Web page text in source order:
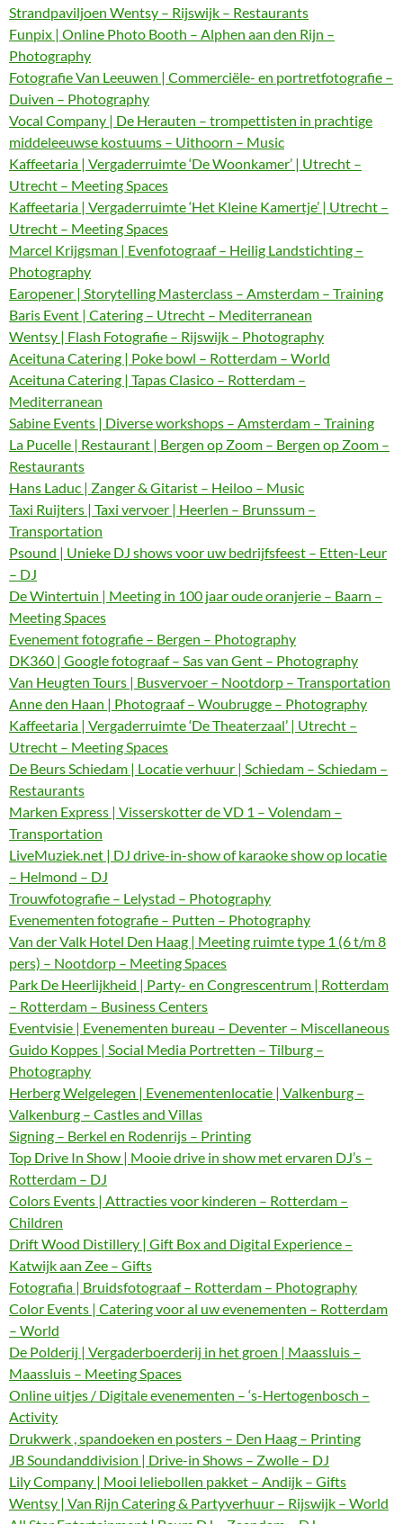
Strandpaviljoen Wentsy – Rijswijk – Restaurants
Funpix | Online Photo Booth – Alphen aan den Rijn –
Photography
Fotografie Van Leeuwen | Commerciële- en portretfotografie –
Duiven – Photography
Vocal Company | De Herauten – trompettisten in prachtige
middeleeuwse kostuums – Uithoorn – Music
Kaffeetaria | Vergaderruimte ‘De Woonkamer’ | Utrecht –
Utrecht – Meeting Spaces
Kaffeetaria | Vergaderruimte ‘Het Kleine Kamertje’ | Utrecht –
Utrecht – Meeting Spaces
Marcel Krijgsman | Evenfotograaf – Heilig Landstichting –
Photography
Earopener | Storytelling Masterclass – Amsterdam – Training
Baris Event | Catering – Utrecht – Mediterranean
Wentsy | Flash Fotografie – Rijswijk – Photography
Aceituna Catering | Poke bowl – Rotterdam – World
Aceituna Catering | Tapas Clasico – Rotterdam –
Mediterranean
Sabine Events | Diverse workshops – Amsterdam – Training
La Pucelle | Restaurant | Bergen op Zoom – Bergen op Zoom –
Restaurants
Hans Laduc | Zanger & Gitarist – Heiloo – Music
Taxi Ruijters | Taxi vervoer | Heerlen – Brunssum –
Transportation
Psound | Unieke DJ shows voor uw bedrijfsfeest – Etten-Leur
– DJ
De Wintertuin | Meeting in 100 jaar oude oranjerie – Baarn –
Meeting Spaces
Evenement fotografie – Bergen – Photography
DK360 | Google fotograaf – Sas van Gent – Photography
Van Heugten Tours | Busvervoer – Nootdorp – Transportation
Anne den Haan | Photograaf – Woubrugge – Photography
Kaffeetaria | Vergaderruimte ‘De Theaterzaal’ | Utrecht –
Utrecht – Meeting Spaces
De Beurs Schiedam | Locatie verhuur | Schiedam – Schiedam –
Restaurants
Marken Express | Visserskotter de VD 1 – Volendam –
Transportation
LiveMuziek.net | DJ drive-in-show of karaoke show op locatie
– Helmond – DJ
Trouwfotografie – Lelystad – Photography
Evenementen fotografie – Putten – Photography
Van der Valk Hotel Den Haag | Meeting ruimte type 1 (6 t/m 8
pers) – Nootdorp – Meeting Spaces
Park De Heerlijkheid | Party- en Congrescentrum | Rotterdam
– Rotterdam – Business Centers
Eventvisie | Evenementen bureau – Deventer – Miscellaneous
Guido Koppes | Social Media Portretten – Tilburg –
Photography
Herberg Welgelegen | Evenementenlocatie | Valkenburg –
Valkenburg – Castles and Villas
Signing – Berkel en Rodenrijs – Printing
Top Drive In Show | Mooie drive in show met ervaren DJ’s –
Rotterdam – DJ
Colors Events | Attracties voor kinderen – Rotterdam –
Children
Drift Wood Distillery | Gift Box and Digital Experience –
Katwijk aan Zee – Gifts
Fotografia | Bruidsfotograaf – Rotterdam – Photography
Color Events | Catering voor al uw evenementen – Rotterdam
– World
De Polderij | Vergaderboerderij in het groen | Maassluis –
Maassluis – Meeting Spaces
Online uitjes / Digitale evenementen – ‘s-Hertogenbosch –
Activity
Drukwerk , spandoeken en posters – Den Haag – Printing
JB Soundanddivision | Drive-in Shows – Zwolle – DJ
Lily Company | Mooi leliebollen pakket – Andijk – Gifts
Wentsy | Van Rijn Catering & Partyverhuur – Rijswijk – World